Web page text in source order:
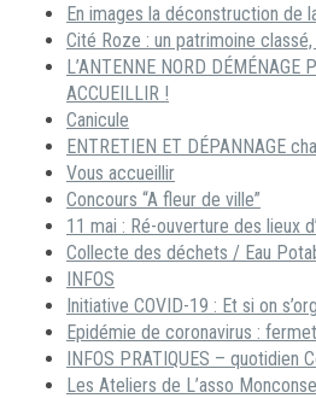
En images la déconstruction de
Cité Roze : un patrimoine
L’ANTENNE NORD DÉMÉNAGE
ACCUEILLIR !
Canicule
ENTRETIEN ET DÉPANNAGE
Vous accueillir
Concours “A fleur de ville”
11 mai : Ré-ouverture des lieux
Collecte des déchets / Eau
INFOS
Initiative COVID-19 : Et si on
Epidémie de coronavirus :
INFOS PRATIQUES – quotidien
Les Ateliers de L’asso